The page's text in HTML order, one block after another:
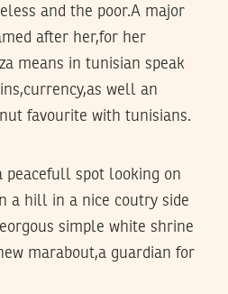
and the poor.A major
after her,for her
means in tunisian speak
well an
favourite with tunisians.
peacefull spot looking on
a hill in a nice coutry side
simple white shrine
marabout,a guardian for